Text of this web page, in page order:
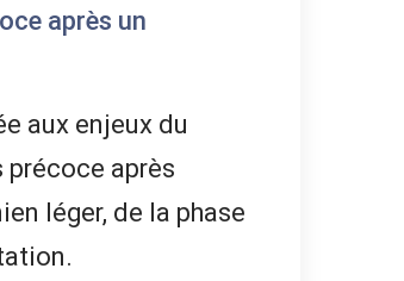
après un
aux enjeux du
précoce après
léger, de la phase